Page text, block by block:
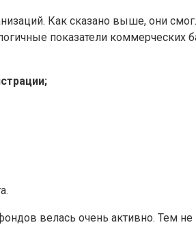
Как сказано выше, они
показатели коммерческих
велась очень активно. Тем не